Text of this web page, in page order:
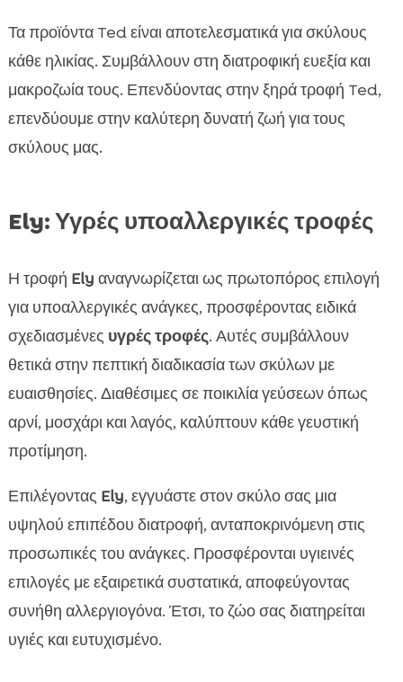
Τα προϊόντα Ted είναι αποτελεσματικά για σκύλους
κάθε ηλικίας. Συμβάλλουν στη διατροφική ευεξία και
μακροζωία τους. Επενδύοντας στην ξηρά τροφή Ted,
επενδύουμε στην καλύτερη δυνατή ζωή για τους
σκύλους μας.
Ely: Υγρές υποαλλεργικές τροφές
Η τροφή Ely αναγνωρίζεται ως πρωτοπόρος επιλογή
για υποαλλεργικές ανάγκες, προσφέροντας ειδικά
σχεδιασμένες υγρές τροφές. Αυτές συμβάλλουν
θετικά στην πεπτική διαδικασία των σκύλων με
ευαισθησίες. Διαθέσιμες σε ποικιλία γεύσεων όπως
αρνί, μοσχάρι και λαγός, καλύπτουν κάθε γευστική
προτίμηση.
Επιλέγοντας Ely, εγγυάστε στον σκύλο σας μια
υψηλού επιπέδου διατροφή, ανταποκρινόμενη στις
προσωπικές του ανάγκες. Προσφέρονται υγιεινές
επιλογές με εξαιρετικά συστατικά, αποφεύγοντας
συνήθη αλλεργιογόνα. Έτσι, το ζώο σας διατηρείται
υγιές και ευτυχισμένο.